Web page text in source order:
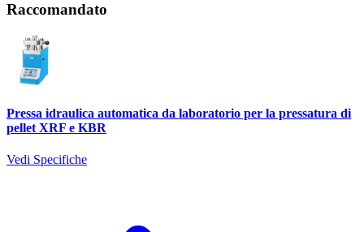
Raccomandato
Pressa idraulica automatica da laboratorio per la pressatura di
pellet XRF e KBR
Vedi Specifiche